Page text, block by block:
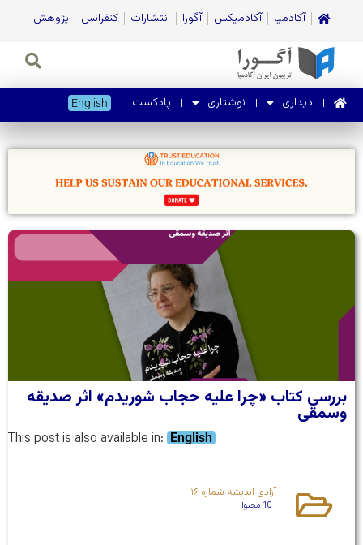
آکادمیا آکادمیکس آگورا انتشارات کنفرانس پژوهش
دیداری نوشتاری پادکست English
بررسی کتاب «چرا علیه حجاب شوریدم» اثر صدیقه
وسمقی
This post is also available in: English
آزادی اندیشه شماره ۱۶
10 محتوا